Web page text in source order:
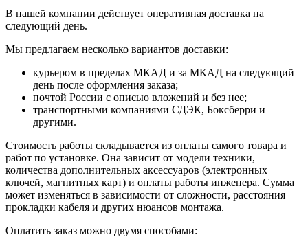
В нашей компании действует оперативная доставка на
следующий день.
Мы предлагаем несколько вариантов доставки:
курьером в пределах МКАД и за МКАД на следующий
день после оформления заказа;
почтой России с описью вложений и без нее;
транспортными компаниями СДЭК, Боксберри и
другими.
Стоимость работы складывается из оплаты самого товара и
работ по установке. Она зависит от модели техники,
количества дополнительных аксессуаров (электронных
ключей, магнитных карт) и оплаты работы инженера. Сумма
может изменяться в зависимости от сложности, расстояния
прокладки кабеля и других нюансов монтажа.
Оплатить заказ можно двумя способами: